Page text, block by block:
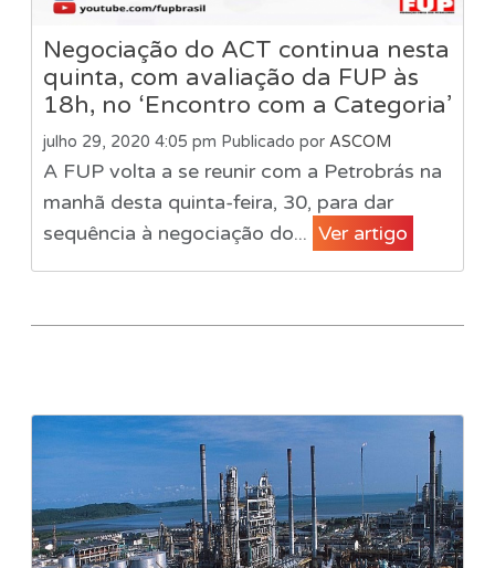
Negociação do ACT continua nesta
quinta, com avaliação da FUP às
18h, no ‘Encontro com a Categoria’
julho 29, 2020 4:05 pm Publicado por ASCOM
A FUP volta a se reunir com a Petrobrás na
manhã desta quinta-feira, 30, para dar
sequência à negociação do... Ver artigo